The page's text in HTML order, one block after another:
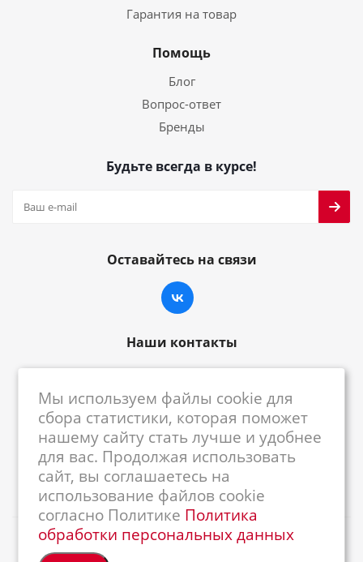
Гарантия на товар
Помощь
Блог
Вопрос-ответ
Бренды
Будьте всегда в курсе!
Оставайтесь на связи
Наши контакты
centrkkm@centrkkm.ru
185005, г. Петрозаводск, ул. Промышленная,
1/26
2026 © Республиканский Центр ККМ
Мы используем файлы cookie для
сбора статистики, которая поможет
нашему сайту стать лучше и удобнее
для вас. Продолжая использовать
сайт, вы соглашаетесь на
использование файлов cookie
согласно Политике Политика
обработки персональных данных